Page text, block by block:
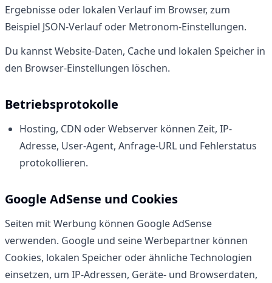
Ergebnisse oder lokalen Verlauf im Browser, zum
Beispiel JSON-Verlauf oder Metronom-Einstellungen.
Du kannst Website-Daten, Cache und lokalen Speicher in
den Browser-Einstellungen löschen.
Betriebsprotokolle
Hosting, CDN oder Webserver können Zeit, IP-
Adresse, User-Agent, Anfrage-URL und Fehlerstatus
protokollieren.
Google AdSense und Cookies
Seiten mit Werbung können Google AdSense
verwenden. Google und seine Werbepartner können
Cookies, lokalen Speicher oder ähnliche Technologien
einsetzen, um IP-Adressen, Geräte- und Browserdaten,